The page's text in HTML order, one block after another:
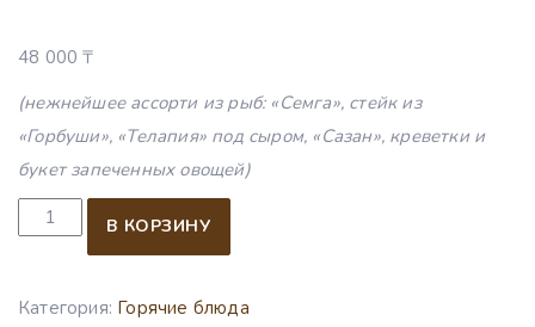
48 000₸
(нежнейшее ассорти из рыб: «Семга», стейк из
«Горбуши», «Телапия» под сыром, «Сазан», креветки и
букет запеченных овощей)
Количество товара «Трапеза Посейдона» 10 человек,
В КОРЗИНУ
Категория: Горячие блюда